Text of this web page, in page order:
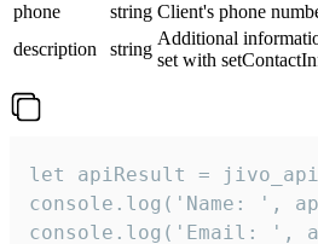
phone
string Client's phone
description
string
Additional
set with
let apiResult =
console.log('Name: ',
console.log('Email: ',